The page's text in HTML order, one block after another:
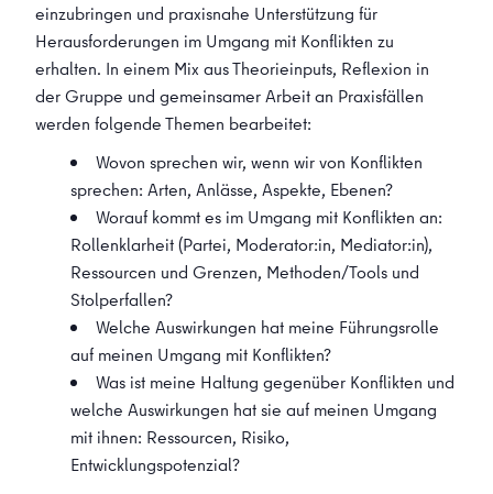
einzubringen und praxisnahe Unterstützung für
Herausforderungen im Umgang mit Konflikten zu
erhalten. In einem Mix aus Theorieinputs, Reflexion in
der Gruppe und gemeinsamer Arbeit an Praxisfällen
werden folgende Themen bearbeitet:
Wovon sprechen wir, wenn wir von Konflikten
sprechen: Arten, Anlässe, Aspekte, Ebenen?
Worauf kommt es im Umgang mit Konflikten an:
Rollenklarheit (Partei, Moderator:in, Mediator:in),
Ressourcen und Grenzen, Methoden/Tools und
Stolperfallen?
Welche Auswirkungen hat meine Führungsrolle
auf meinen Umgang mit Konflikten?
Was ist meine Haltung gegenüber Konflikten und
welche Auswirkungen hat sie auf meinen Umgang
mit ihnen: Ressourcen, Risiko,
Entwicklungspotenzial?